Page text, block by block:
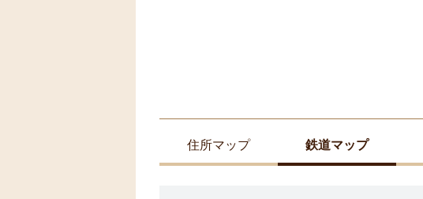
住所マップ 鉄道マップ